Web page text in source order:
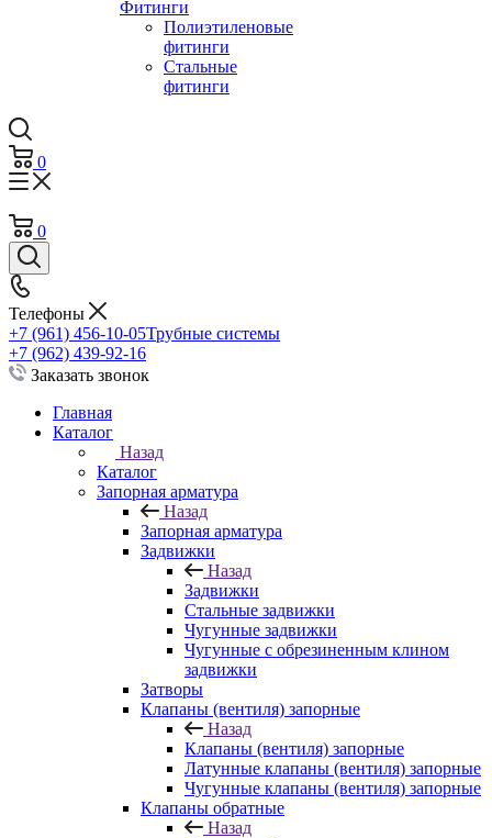
Фитинги
Полиэтиленовые
фитинги
Стальные
фитинги
0
0
Телефоны
+7 (961) 456-10-05Трубные системы
+7 (962) 439-92-16
Заказать звонок
Главная
Каталог
Назад
Каталог
Запорная арматура
Назад
Запорная арматура
Задвижки
Назад
Задвижки
Стальные задвижки
Чугунные задвижки
Чугунные с обрезиненным клином
задвижки
Затворы
Клапаны (вентиля) запорные
Назад
Клапаны (вентиля) запорные
Латунные клапаны (вентиля) запорные
Чугунные клапаны (вентиля) запорные
Клапаны обратные
Назад